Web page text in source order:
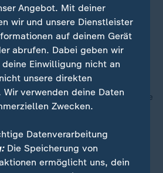
Die Linke
jetzt anSachsen-Anhaltdenken
Punkt, die Linke macht hier
in Thüringen beispielsweise,
Partei sagen: "bloß nicht" -
"auf jeden Fall". Wie gehen Sie
wir ja gerade hier verhandelt
wir deswegen klar
Angebot. Mit deiner
wir und unsere Dienstleister
auf deinem Gerät
abrufen. Dabei geben wir
Einwilligung nicht an
unsere direkten
verwenden deine Daten
Zwecken.
Datenverarbeitung
Die Speicherung von
ermöglicht uns, dein